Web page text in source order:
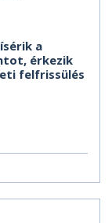
a
érkezik
felfrissülés